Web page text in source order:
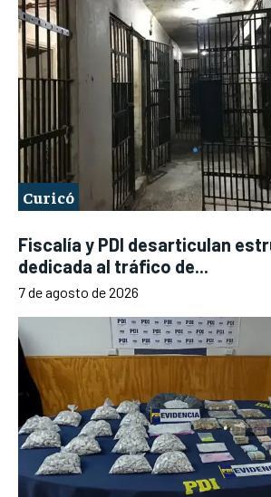
Curicó
Fiscalía y PDI desarticulan
dedicada al tráfico de...
7 de agosto de 2026